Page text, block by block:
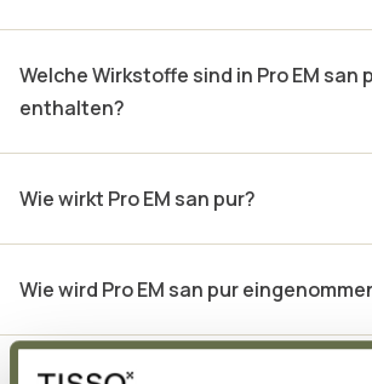
Welche Wirkstoffe sind in Pro EM san
enthalten?
Wie wirkt Pro EM san pur?
Wie wird Pro EM san pur